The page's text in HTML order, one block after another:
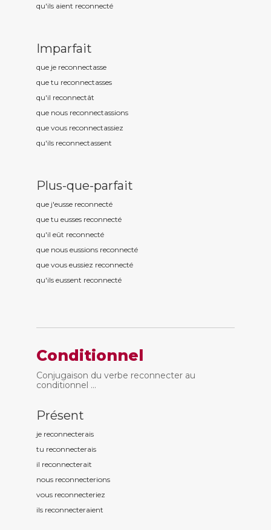
qu'ils aient reconnecté
Imparfait
que je reconnectasse
que tu reconnectasses
qu'il reconnectât
que nous reconnectassions
que vous reconnectassiez
qu'ils reconnectassent
Plus-que-parfait
que j'eusse reconnecté
que tu eusses reconnecté
qu'il eût reconnecté
que nous eussions reconnecté
que vous eussiez reconnecté
qu'ils eussent reconnecté
Conditionnel
Conjugaison du verbe reconnecter au
conditionnel ...
Présent
je reconnecterais
tu reconnecterais
il reconnecterait
nous reconnecterions
vous reconnecteriez
ils reconnecteraient